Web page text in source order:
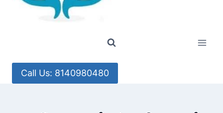
Call Us: 8140980480